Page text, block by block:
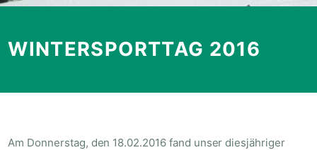
WINTERSPORTTAG 2016
Am Donnerstag, den 18.02.2016 fand unser diesjähriger